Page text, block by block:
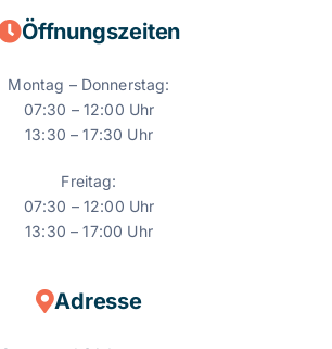
Öffnungszeiten
Montag – Donnerstag:
07:30 – 12:00 Uhr
13:30 – 17:30 Uhr
Freitag:
07:30 – 12:00 Uhr
13:30 – 17:00 Uhr
Adresse